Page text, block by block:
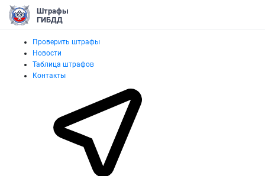
Штрафы
ГИБДД
Проверить штрафы
Новости
Таблица штрафов
Контакты